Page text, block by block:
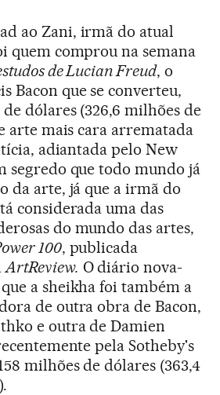
ao Zani, irmã do atual
quem comprou na semana
de Lucian Freud, o
Bacon que se converteu,
dólares (326,6 milhões de
arte mais cara arrematada
adiantada pelo New
segredo que todo mundo já
da arte, já que a irmã do
considerada uma das
do mundo das artes,
100, publicada
ArtReview. O diário nova-
a sheikha foi também a
de outra obra de Bacon,
e outra de Damien
pela Sotheby's
milhões de dólares (363,4